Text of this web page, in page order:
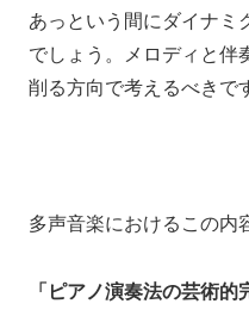
あっという間にダイナミ
でしょう。
メロディと伴
削る方向で考えるべきで
多声音楽におけるこの内
「ピアノ演奏法の芸術